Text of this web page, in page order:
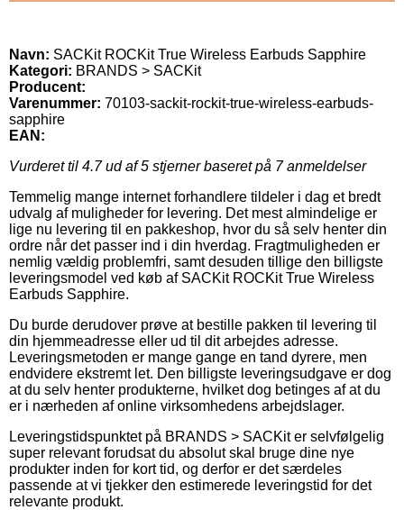
Navn: SACKit ROCKit True Wireless Earbuds Sapphire
Kategori: BRANDS > SACKit
Producent:
Varenummer: 70103-sackit-rockit-true-wireless-earbuds-
sapphire
EAN:
Vurderet til 4.7ud af 5 stjerner baseret på 7anmeldelser
Temmelig mange internet forhandlere tildeler i dag et bredt
udvalg af muligheder for levering. Det mest almindelige er
lige nu levering til en pakkeshop, hvor du så selv henter din
ordre når det passer ind i din hverdag. Fragtmuligheden er
nemlig vældig problemfri, samt desuden tillige den billigste
leveringsmodel ved køb af SACKit ROCKit True Wireless
Earbuds Sapphire.
Du burde derudover prøve at bestille pakken til levering til
din hjemmeadresse eller ud til dit arbejdes adresse.
Leveringsmetoden er mange gange en tand dyrere, men
endvidere ekstremt let. Den billigste leveringsudgave er dog
at du selv henter produkterne, hvilket dog betinges af at du
er i nærheden af online virksomhedens arbejdslager.
Leveringstidspunktet på BRANDS > SACKit er selvfølgelig
super relevant forudsat du absolut skal bruge dine nye
produkter inden for kort tid, og derfor er det særdeles
passende at vi tjekker den estimerede leveringstid for det
relevante produkt.